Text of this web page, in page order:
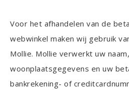
Voor het afhandelen van de
webwinkel maken wij gebruik
Mollie. Mollie verwerkt uw
woonplaatsgegevens en uw
bankrekening- of